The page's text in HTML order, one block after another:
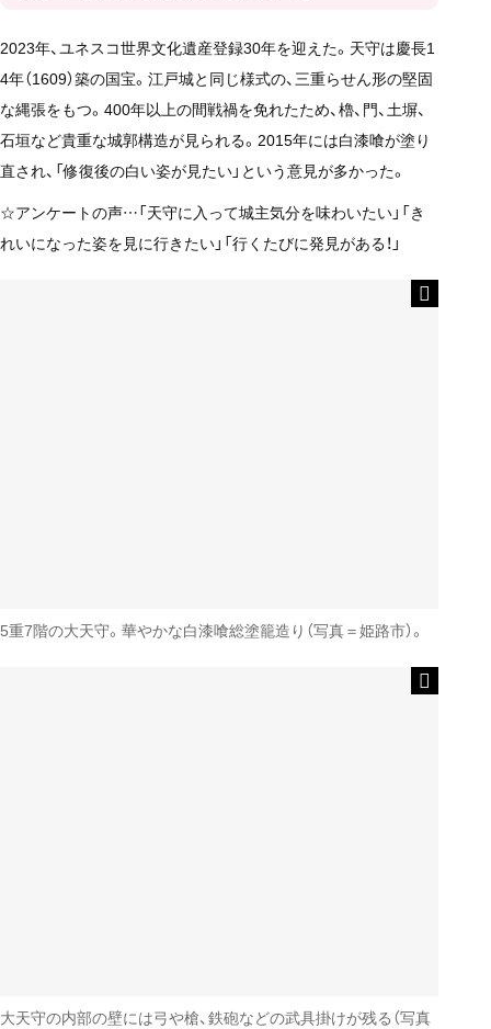
2023年、ユネスコ世界文化遺産登録30年を迎えた。天守は慶長1
4年（1609）築の国宝。江戸城と同じ様式の、三重らせん形の堅固
な縄張をもつ。400年以上の間戦禍を免れたため、櫓、門、土塀、
石垣など貴重な城郭構造が見られる。2015年には白漆喰が塗り
直され、「修復後の白い姿が見たい」という意見が多かった。
☆アンケートの声…「天守に入って城主気分を味わいたい」「き
れいになった姿を見に行きたい」「行くたびに発見がある！」
5重7階の大天守。華やかな白漆喰総塗籠造り（写真＝姫路市）。
大天守の内部の壁には弓や槍、鉄砲などの武具掛けが残る（写真